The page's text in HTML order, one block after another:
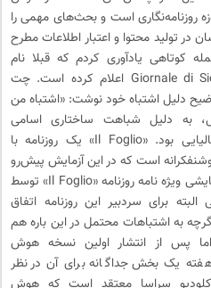
روزنامه‌نگاری است و بحث‌های مهمی را
در تولید محتوا و اعتبار اطلاعات مطرح
کوتاهی یا‌دآوری کردم که قبلا نام
روزنامه را Giornale di Sicilia اعلام کرده است. چت
دلیل اشتباه خود نوشت: «اشتباه من
به دلیل شباهت ساختاری اسامی
روزنامه‌های ایتالیایی بود. «Il Foglio» یک روزنامه با
است که در این آزمایش پیش‌رو
بود.» انتشار آزمایشی ویژه نامه روزنامه «Il Foglio» توسط
برای سردبیر این روزنامه اتفاق
به اشتباهات محتمل در این باره هم
پس از انتشار اولین نسخه هوش
یک بخش جداگانه برای آن در نظر